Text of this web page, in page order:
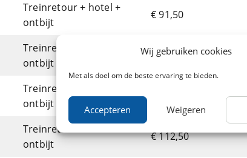
Wij gebruiken cookies
Met als doel om de beste ervaring te bieden.
Accepteren Weigeren
Treinretour + hotel +
ontbijt
€ 91,50
Treinretour + hotel +
ontbijt
€ 96,50
Treinretour + hotel +
ontbijt
Treinretour + hotel +
ontbijt
€ 112,50